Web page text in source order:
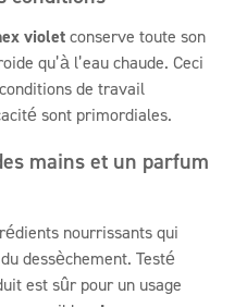
violetconserve toute son
qu’à l’eau chaude. Ceci
de travail
sont primordiales.
mains et un parfum
nourrissants qui
dessèchement. Testé
est sûr pour un usage